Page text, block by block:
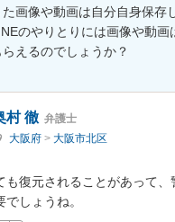
画像や動画は自分自身保存
のやりとりには画像や動
えるのでしょうか？
村 徹 弁護士
大阪府 > 大阪市北区
も復元されることがあって
しょうね。